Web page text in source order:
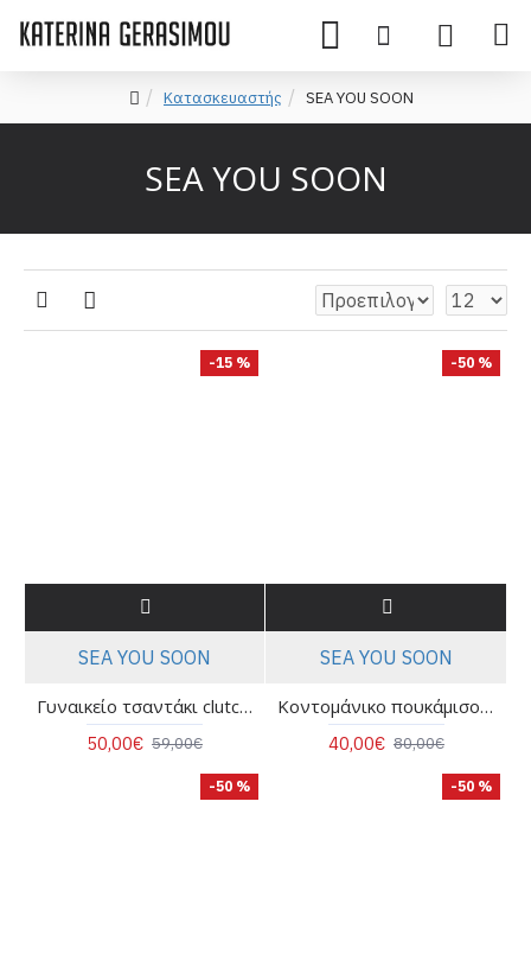
Κατασκευαστής SEA YOU SOON
SEA YOU SOON
-15 %
SEA YOU SOON
Γυναικείο τσαντάκι clutch - Sea you soon Azur 426103150
50,00€ 59,00€
-50 %
SEA YOU SOON
Κοντομάνικο πουκάμισο με print - Sea you soon Alga Μαύρο
40,00€ 80,00€
-50 % -50 %